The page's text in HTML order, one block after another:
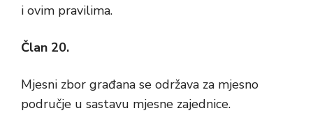
i ovim pravilima.
Član 20.
Mjesni zbor građana se održava za mjesno
područje u sastavu mjesne zajednice.